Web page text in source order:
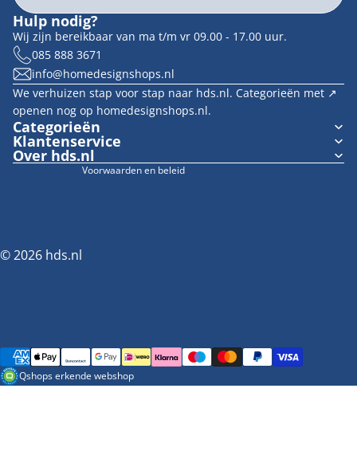
Hulp nodig?
Wij zijn bereikbaar van ma t/m vr 09.00 - 17.00 uur.
085 888 3671
info@homedesignshops.nl
We verhuizen stap voor stap naar hds.nl. Categorieën met ↗︎
openen nog op homedesignshops.nl.
Categorieën
Klantenservice
Over hds.nl
© 2026 hds.nl
Voorwaarden en beleid
Contactgegevens
Terugbetalingsbeleid
Algemene voorwaarden
Verzendbeleid
Wettelijke kennisgeving
Cookievoorkeuren
Betaalmethoden
Qshops erkende webshop